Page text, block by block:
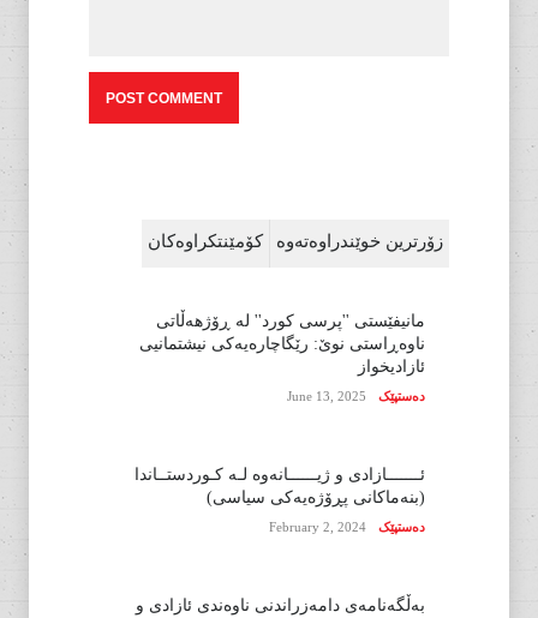
زۆرترین خوێندراوەتەوە کۆمێنتکراوەکان
مانیفێستی ''پرسی کورد'' لە ڕۆژهەڵاتی
ناوەڕاستی نوێ: رێگاچارەیەکی نیشتمانیی
ئازادیخواز
دەستپێک June 13, 2025
ئـــــــازادی و ژیــــــانەوە لـە کـوردستــاندا
(بنەماکانی پڕۆژەیەکی سیاسی)
دەستپێک February 2, 2024
بەڵگەنامەی دامەزراندنی ناوەندی ئازادی و